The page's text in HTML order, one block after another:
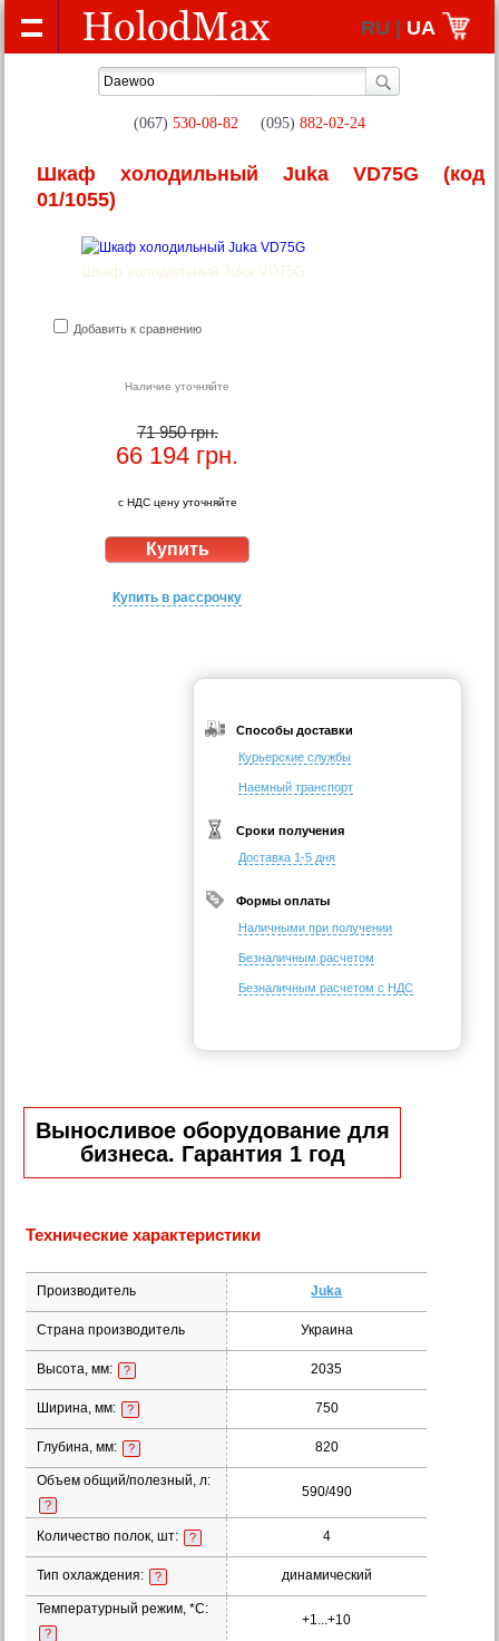
RU | UA
(067) 530-08-82 (095) 882-02-24
Шкаф холодильный Juka VD75G (код
01/1055)
Шкаф холодильный Juka VD75G
Добавить к сравнению
Наличие уточняйте
71 950 грн.
66 194 грн.
с НДС цену уточняйте
Купить в рассрочку
Способы доставки
Курьерские службы
Наемный транспорт
Сроки получения
Доставка 1-5 дня
Формы оплаты
Наличными при получении
Безналичным расчетом
Безналичным расчетом с НДС
Выносливое оборудование для
бизнеса. Гарантия 1 год
Технические характеристики
Производитель Juka
Страна производитель Украина
Высота, мм: ? 2035
Ширина, мм: ? 750
Глубина, мм: ? 820
Объем общий/полезный, л:
?
590/490
Количество полок, шт: ? 4
Тип охлаждения: ? динамический
Температурный режим, *С:
?
+1...+10